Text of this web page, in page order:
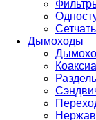
Дымоходы